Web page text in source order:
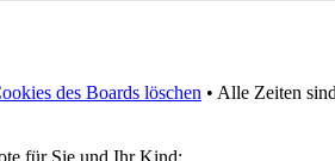
des Boards löschen • Alle Zeiten
für Sie und Ihr Kind: